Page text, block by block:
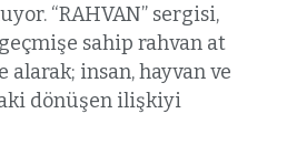
“RAHVAN” sergisi,
sahip rahvan at
insan, hayvan ve
dönüşen ilişkiyi